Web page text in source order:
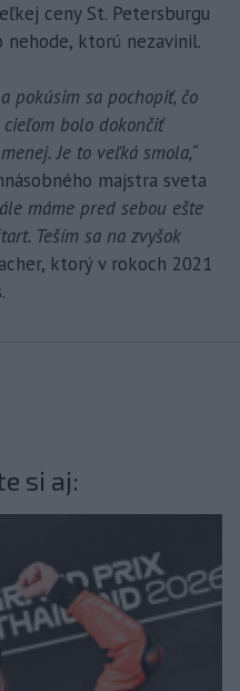
ceny St. Petersburgu
ktorú nezavinil.
pokúsim sa pochopiť, čo
bolo dokončiť
Je to veľká smola,“
majstra sveta
máme pred sebou ešte
Teším sa na zvyšok
ktorý v rokoch 2021
si aj: